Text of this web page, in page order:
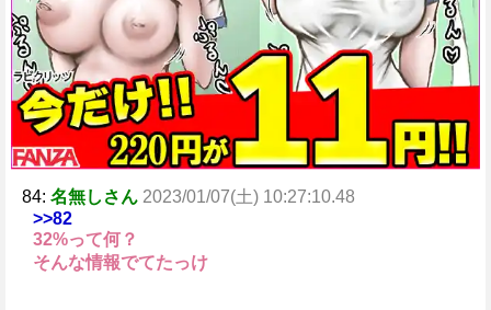
84: 名無しさん 2023/01/07(土) 10:27:10.48
>>82
32%って何？
そんな情報でてたっけ